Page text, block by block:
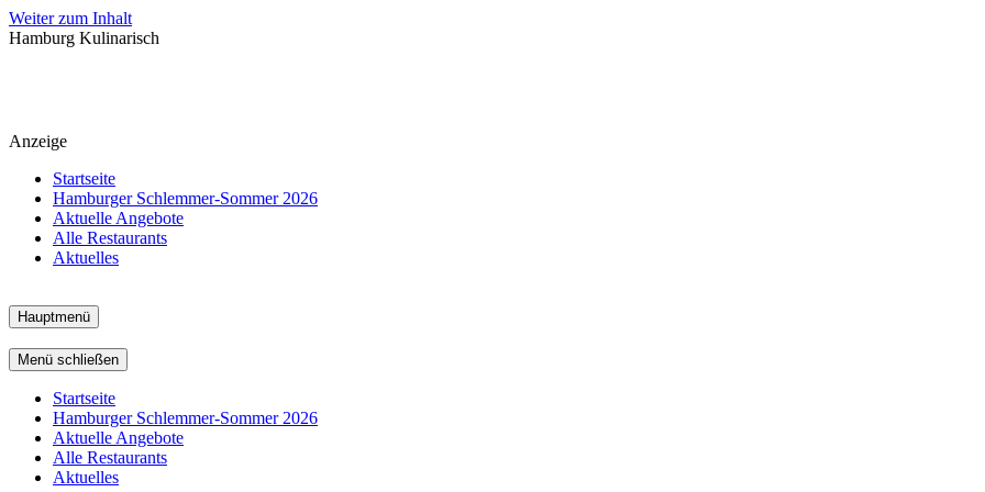
Weiter zum Inhalt
Hamburg Kulinarisch
Anzeige
Startseite
Hamburger Schlemmer-Sommer 2026
Aktuelle Angebote
Alle Restaurants
Aktuelles
Hauptmenü
Menü schließen
Startseite
Hamburger Schlemmer-Sommer 2026
Aktuelle Angebote
Alle Restaurants
Aktuelles